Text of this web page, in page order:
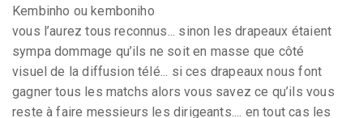
Kembinho ou kemboniho
vous l’aurez tous reconnus... sinon les drapeaux étaient
sympa dommage qu’ils ne soit en masse que côté
visuel de la diffusion télé... si ces drapeaux nous font
gagner tous les matchs alors vous savez ce qu’ils vous
reste à faire messieurs les dirigeants.... en tout cas les